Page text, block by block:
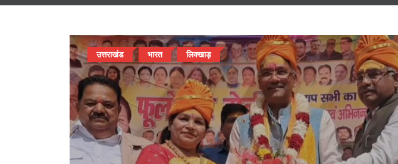
उत्तराखंड भारत लिक्खाड़